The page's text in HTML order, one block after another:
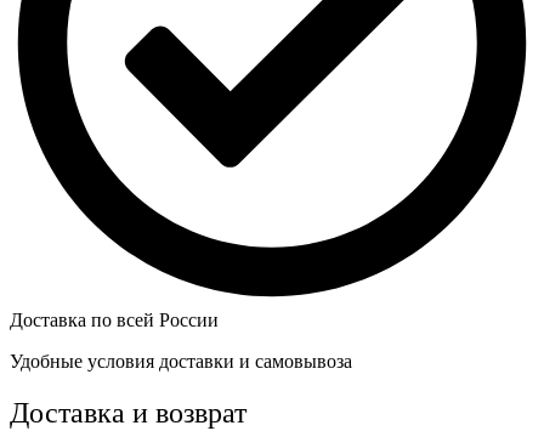
Доставка по всей России
Удобные условия доставки и самовывоза
Доставка и возврат